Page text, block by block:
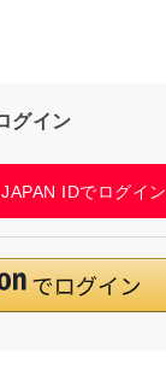
グイン
IDでログイン